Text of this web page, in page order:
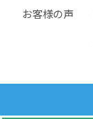
お客様の声